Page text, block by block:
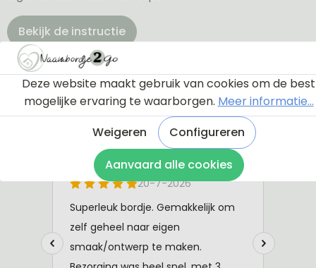
Bekijk de instructie
Deze website maakt gebruik van cookies om de best
mogelijke ervaring te waarborgen. Meer informatie...
Weigeren
Configureren
Aanvaard alle cookies